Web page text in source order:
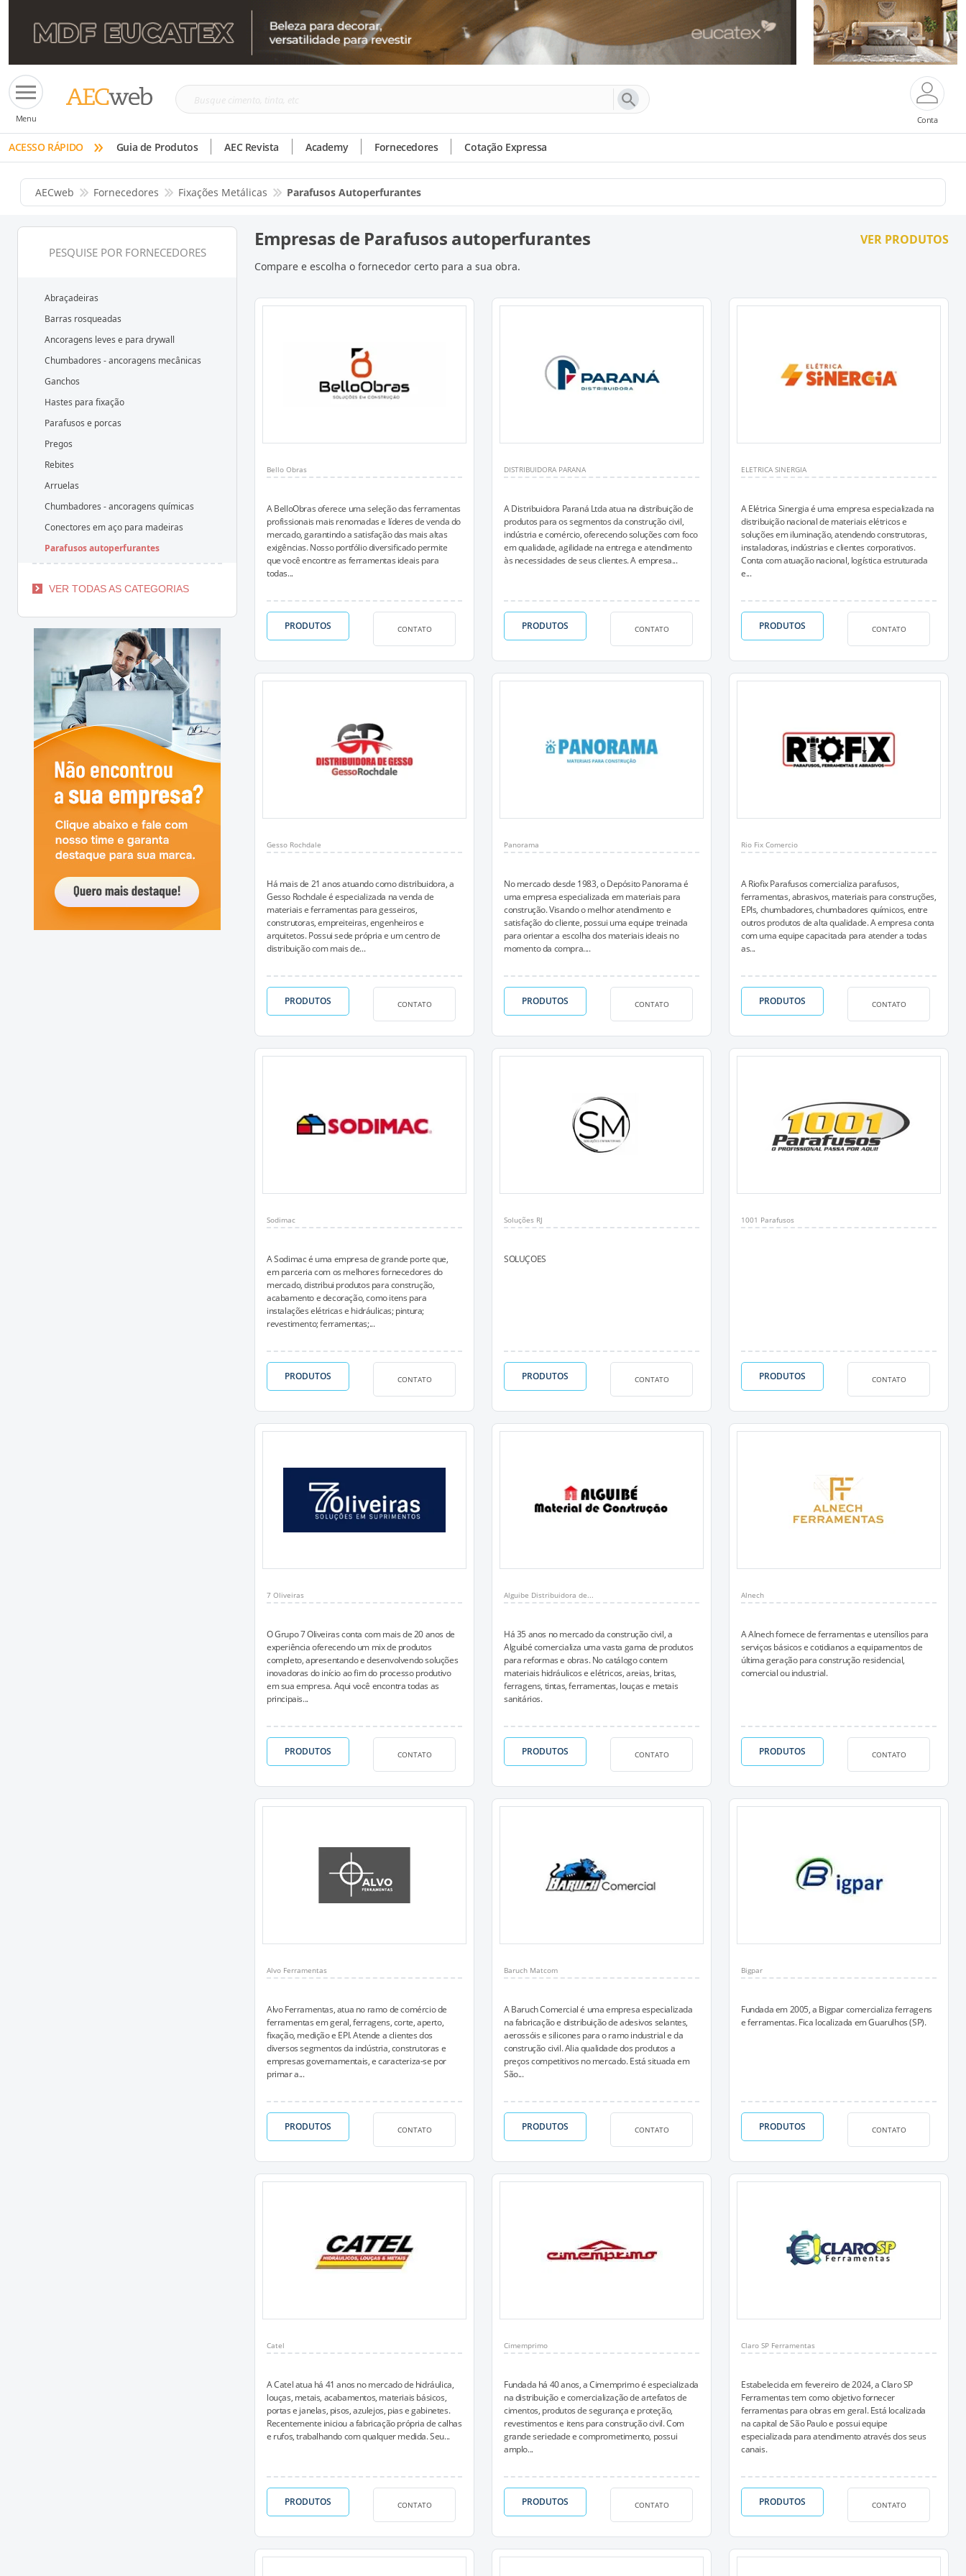
Menu
Busque
tinta,
etc
Conta
ACESSO RÁPIDO » Guia de Produtos AEC Revista Academy Fornecedores Cotação Expressa
AECweb Fornecedores Fixações Metálicas Parafusos Autoperfurantes
PESQUISE POR FORNECEDORES
Abraçadeiras
Barras rosqueadas
Ancoragens leves e para drywall
Chumbadores - ancoragens mecânicas
Ganchos
Hastes para fixação
Parafusos e porcas
Pregos
Rebites
Arruelas
Chumbadores - ancoragens químicas
Conectores em aço para madeiras
Parafusos autoperfurantes
VER TODAS AS CATEGORIAS
Empresas de Parafusos autoperfurantes
Compare e escolha o fornecedor certo para a sua obra.
VER PRODUTOS
Bello Obras
A BelloObras oferece uma seleção das ferramentas
profissionais mais renomadas e líderes de venda do
mercado, garantindo a satisfação das mais altas
exigências. Nosso portfólio diversificado permite
que você encontre as ferramentas ideais para
todas...
PRODUTOS CONTATO
DISTRIBUIDORA PARANA
A Distribuidora Paraná Ltda atua na distribuição de
produtos para os segmentos da construção civil,
indústria e comércio, oferecendo soluções com foco
em qualidade, agilidade na entrega e atendimento
às necessidades de seus clientes. A empresa...
PRODUTOS CONTATO
ELETRICA SINERGIA
A Elétrica Sinergia é uma empresa especializada na
distribuição nacional de materiais elétricos e
soluções em iluminação, atendendo construtoras,
instaladoras, indústrias e clientes corporativos.
Conta com atuação nacional, logística estruturada
e...
PRODUTOS CONTATO
Gesso Rochdale
Há mais de 21 anos atuando como distribuidora, a
Gesso Rochdale é especializada na venda de
materiais e ferramentas para gesseiros,
construtoras, empreiteiras, engenheiros e
arquitetos. Possui sede própria e um centro de
distribuição com mais de...
PRODUTOS CONTATO
Panorama
No mercado desde 1983, o Depósito Panorama é
uma empresa especializada em materiais para
construção. Visando o melhor atendimento e
satisfação do cliente, possui uma equipe treinada
para orientar a escolha dos materiais ideais no
momento da compra....
PRODUTOS CONTATO
Rio Fix Comercio
A Riofix Parafusos comercializa parafusos,
ferramentas, abrasivos, materiais para construções,
EPIs, chumbadores, chumbadores químicos, entre
outros produtos de alta qualidade. A empresa conta
com uma equipe capacitada para atender a todas
as...
PRODUTOS CONTATO
Sodimac
A Sodimac é uma empresa de grande porte que,
em parceria com os melhores fornecedores do
mercado, distribui produtos para construção,
acabamento e decoração, como itens para
instalações elétricas e hidráulicas; pintura;
revestimento; ferramentas;...
PRODUTOS CONTATO
Soluções RJ
SOLUÇOES
PRODUTOS CONTATO
1001 Parafusos
PRODUTOS CONTATO
7 Oliveiras
O Grupo 7 Oliveiras conta com mais de 20 anos de
experiência oferecendo um mix de produtos
completo, apresentando e desenvolvendo soluções
inovadoras do início ao fim do processo produtivo
em sua empresa. Aqui você encontra todas as
principais...
PRODUTOS CONTATO
Alguibe Distribuidora de...
Há 35 anos no mercado da construção civil, a
Alguibé comercializa uma vasta gama de produtos
para reformas e obras. No catálogo contem
materiais hidráulicos e elétricos, areias, britas,
ferragens, tintas, ferramentas, louças e metais
sanitários.
PRODUTOS CONTATO
Alnech
A Alnech fornece de ferramentas e utensílios para
serviços básicos e cotidianos a equipamentos de
última geração para construção residencial,
comercial ou industrial.
PRODUTOS CONTATO
Alvo Ferramentas
Alvo Ferramentas, atua no ramo de comércio de
ferramentas em geral, ferragens, corte, aperto,
fixação, medição e EPI. Atende a clientes dos
diversos segmentos da indústria, construtoras e
empresas governamentais, e caracteriza-se por
primar a...
PRODUTOS CONTATO
Baruch Matcom
A Baruch Comercial é uma empresa especializada
na fabricação e distribuição de adesivos selantes,
aerossóis e silicones para o ramo industrial e da
construção civil. Alia qualidade dos produtos a
preços competitivos no mercado. Está situada em
São...
PRODUTOS CONTATO
Bigpar
Fundada em 2005, a Bigpar comercializa ferragens
e ferramentas. Fica localizada em Guarulhos (SP).
PRODUTOS CONTATO
Catel
A Catel atua há 41 anos no mercado de hidráulica,
louças, metais, acabamentos, materiais básicos,
portas e janelas, pisos, azulejos, pias e gabinetes.
Recentemente iniciou a fabricação própria de calhas
e rufos, trabalhando com qualquer medida. Seu...
PRODUTOS CONTATO
Cimemprimo
Fundada há 40 anos, a Cimemprimo é especializada
na distribuição e comercialização de artefatos de
cimentos, produtos de segurança e proteção,
revestimentos e itens para construção civil. Com
grande seriedade e comprometimento, possui
amplo...
PRODUTOS CONTATO
Claro SP Ferramentas
Estabelecida em fevereiro de 2024, a Claro SP
Ferramentas tem como objetivo fornecer
ferramentas para obras em geral. Está localizada
na capital de São Paulo e possui equipe
especializada para atendimento através dos seus
canais.
PRODUTOS CONTATO